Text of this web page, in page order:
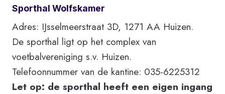
Sporthal Wolfskamer
Adres: IJsselmeerstraat 3D, 1271 AA Huizen.
De sporthal ligt op het complex van
voetbalvereniging s.v. Huizen.
Telefoonnummer van de kantine: 035-6225312
Let op: de sporthal heeft een eigen ingang